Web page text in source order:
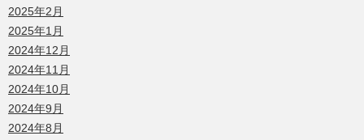
2025年2月
2025年1月
2024年12月
2024年11月
2024年10月
2024年9月
2024年8月